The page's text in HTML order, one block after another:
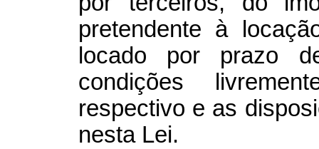
pretendente à
locado por prazo
condições
respectivo e as
nesta Lei.